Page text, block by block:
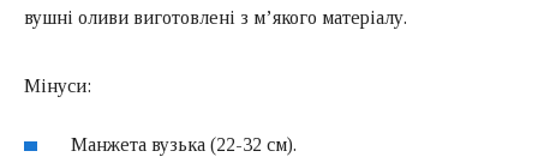
вушні оливи виготовлені з м’якого матеріалу.
Мінуси:
Манжета вузька (22-32 см).